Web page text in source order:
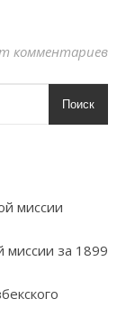
комментариев
Поиск
миссии
миссии за 1899